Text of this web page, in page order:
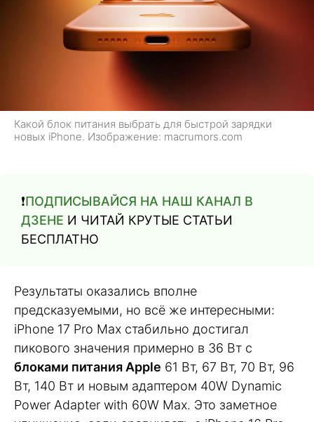
Какой блок питания выбрать для быстрой зарядки
новых iPhone. Изображение: macrumors.com
❗️ПОДПИСЫВАЙСЯ НА НАШ КАНАЛ В
ДЗЕНЕ И ЧИТАЙ КРУТЫЕ СТАТЬИ
БЕСПЛАТНО
Результаты оказались вполне
предсказуемыми, но всё же интересными:
iPhone 17 Pro Max стабильно достигал
пикового значения примерно в 36 Вт с
блоками питания Apple 61 Вт, 67 Вт, 70 Вт, 96
Вт, 140 Вт и новым адаптером 40W Dynamic
Power Adapter with 60W Max. Это заметное